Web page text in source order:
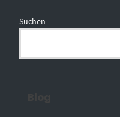
Suchen